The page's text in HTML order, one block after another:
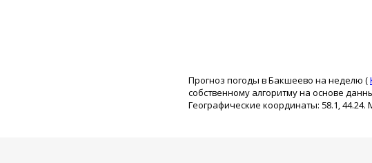
Прогноз погоды в Бакшеево на неделю (
собственному алгоритму на основе
Географические координаты: 58.1, 44.24.